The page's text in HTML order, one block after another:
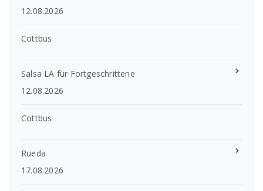
12.08.2026
Cottbus
Salsa LA für Fortgeschrittene
12.08.2026
Cottbus
Rueda
17.08.2026